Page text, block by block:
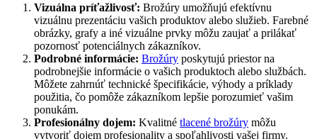
Vizuálna príťažlivosť: Brožúry umožňujú efektívnu
vizuálnu prezentáciu vašich produktov alebo služieb. Farebné
obrázky, grafy a iné vizuálne prvky môžu zaujať a prilákať
pozornosť potenciálnych zákazníkov.
Podrobné informácie: Brožúry poskytujú priestor na
podrobnejšie informácie o vašich produktoch alebo službách.
Môžete zahrnúť technické špecifikácie, výhody a príklady
použitia, čo pomôže zákazníkom lepšie porozumieť vašim
ponukám.
Profesionálny dojem: Kvalitné tlacené brožúry môžu
vytvoriť dojem profesionality a spoľahlivosti vašej firmy.